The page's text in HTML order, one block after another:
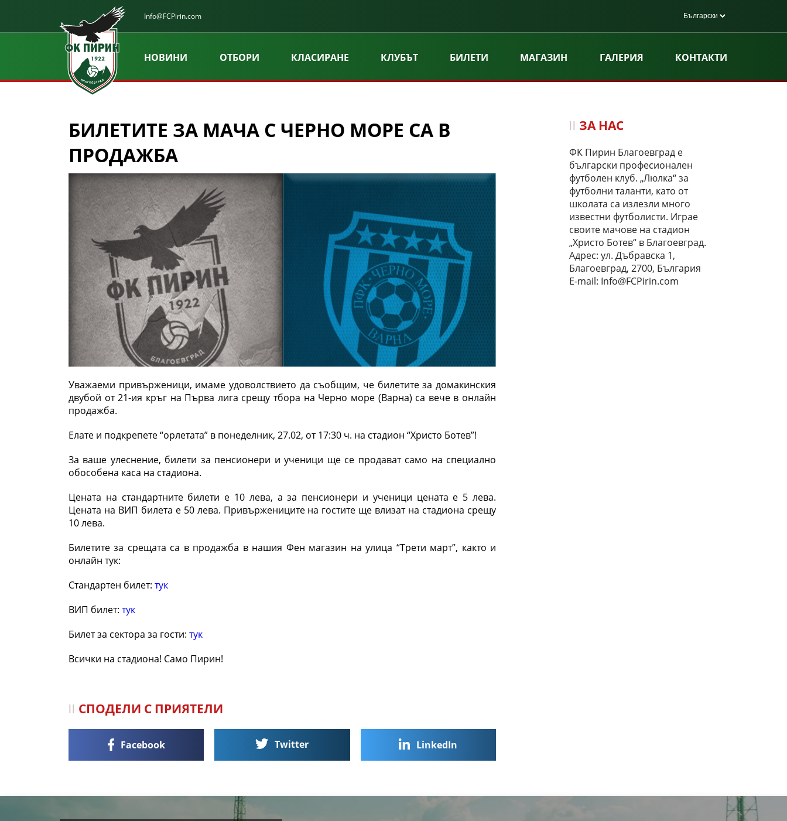
Info@FCPirin.com
НОВИНИ ОТБОРИ КЛАСИРАНЕ КЛУБЪТ БИЛЕТИ МАГАЗИН ГАЛЕРИЯ КОНТАКТИ
БИЛЕТИТЕ ЗА МАЧА С ЧЕРНО МОРЕ СА В
ПРОДАЖБА
Уважаеми привърженици, имаме удоволствието да съобщим, че билетите за домакинския
двубой от 21-ия кръг на Първа лига срещу тбора на Черно море (Варна) са вече в онлайн
продажба.
Елате и подкрепете “орлетата” в понеделник, 27.02, от 17:30 ч. на стадион “Христо Ботев”!
За ваше улеснение, билети за пенсионери и ученици ще се продават само на специално
обособена каса на стадиона.
Цената на стандартните билети е 10 лева, а за пенсионери и ученици цената е 5 лева.
Цената на ВИП билета е 50 лева. Привържениците на гостите ще влизат на стадиона срещу
10 лева.
Билетите за срещата са в продажба в нашия Фен магазин на улица “Трети март”, както и
онлайн тук:
Стандартен билет: тук
ВИП билет: тук
Билет за сектора за гости: тук
Всички на стадиона! Само Пирин!
СПОДЕЛИ С ПРИЯТЕЛИ
Facebook Twitter LinkedIn
ЗА НАС
ФК Пирин Благоевград е
български професионален
футболен клуб. „Люлка“ за
футболни таланти, като от
школата са излезли много
известни футболисти. Играе
своите мачове на стадион
„Христо Ботев“ в Благоевград.
Адрес: ул. Дъбравска 1,
Благоевград, 2700, България
E-mail: Info@FCPirin.com